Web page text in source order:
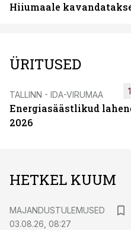
Hiiumaale
ÜRITUSED
TALLINN - IDA-VIRUMAA
Energiasäästlikud
2026
HETKEL KUUM
MAJANDUSTULEMUSED
03.08.26, 08:27